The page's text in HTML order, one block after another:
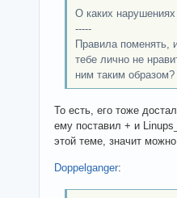
О каких нарушениях
-----
Правила поменять,
тебе лично не
ним таким образом?
То есть, его тоже
ему поставил + и
этой теме, значит
Doppelganger: